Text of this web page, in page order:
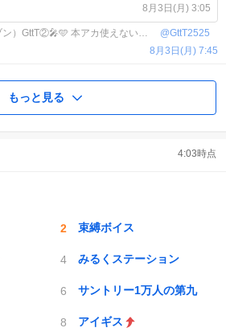
8月3日(月) 3:05
🌱イレブン🌱（ブン）GttT②🎤🩵 本アカ使えないためこのアカで @GttT2525
8月3日(月) 7:45
もっと見る
4:03時点
束縛ボイス
みるくステーション
サントリー1万人の第九
アイギス